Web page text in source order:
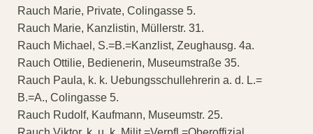
Rauch Marie, Private, Colingasse 5.
Rauch Marie, Kanzlistin, Müllerstr. 31.
Rauch Michael, S.=B.=Kanzlist, Zeughausg. 4a.
Rauch Ottilie, Bedienerin, Museumstraße 35.
Rauch Paula, k. k. Uebungsschullehrerin a. d. L.=
B.=A., Colingasse 5.
Rauch Rudolf, Kaufmann, Museumstr. 25.